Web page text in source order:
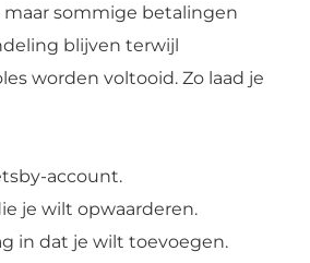
sommige betalingen
blijven terwijl
worden voltooid. Zo laad je
account.
je wilt opwaarderen.
in dat je wilt toevoegen.